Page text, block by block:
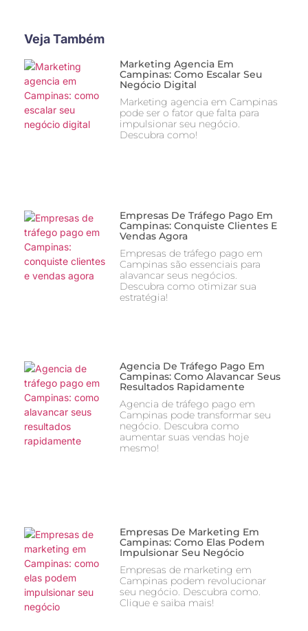
Veja Também
Marketing Agencia Em
Campinas: Como Escalar Seu
Negócio Digital
Marketing agencia em Campinas
pode ser o fator que falta para
impulsionar seu negócio.
Descubra como!
Empresas De Tráfego Pago Em
Campinas: Conquiste Clientes E
Vendas Agora
Empresas de tráfego pago em
Campinas são essenciais para
alavancar seus negócios.
Descubra como otimizar sua
estratégia!
Agencia De Tráfego Pago Em
Campinas: Como Alavancar Seus
Resultados Rapidamente
Agencia de tráfego pago em
Campinas pode transformar seu
negócio. Descubra como
aumentar suas vendas hoje
mesmo!
Empresas De Marketing Em
Campinas: Como Elas Podem
Impulsionar Seu Negócio
Empresas de marketing em
Campinas podem revolucionar
seu negócio. Descubra como.
Clique e saiba mais!